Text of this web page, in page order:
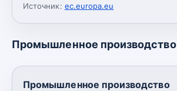
Источник: ec.europa.eu
Промышленное производство
Промышленное производство